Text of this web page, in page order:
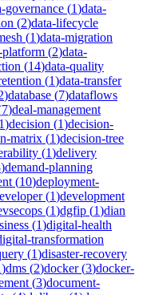
governance (1)data-
(2)data-lifecycle
(1)data-migration
platform (2)data-
(14)data-quality
(1)data-transfer
)database (7)dataflows
7)deal-management
1)decision (1)decision-
matrix (1)decision-tree
(1)delivery
)demand-planning
(10)deployment-
(1)development
(1)dgfip (1)dian
(1)digital-health
transformation
(1)disaster-recovery
)dms (2)docker(3)docker-
(3)document-